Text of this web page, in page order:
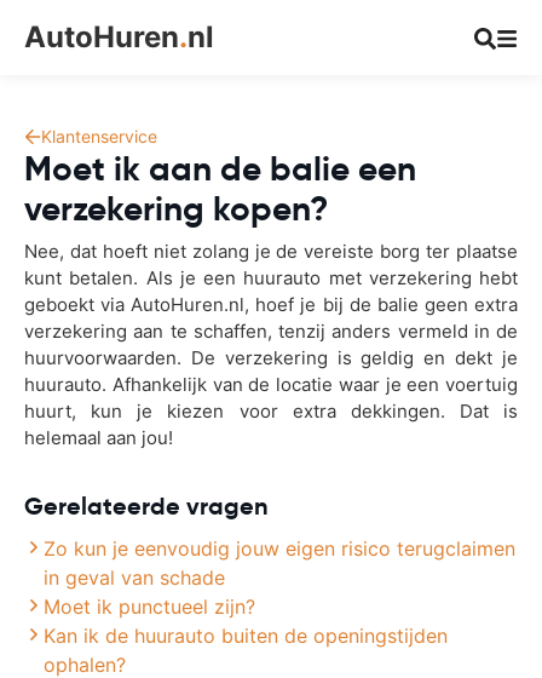
AutoHuren.nl
Klantenservice
Moet ik aan de balie een
verzekering kopen?
Nee, dat hoeft niet zolang je de vereiste borg ter plaatse
kunt betalen. Als je een huurauto met verzekering hebt
geboekt via AutoHuren.nl, hoef je bij de balie geen extra
verzekering aan te schaffen, tenzij anders vermeld in de
huurvoorwaarden. De verzekering is geldig en dekt je
huurauto. Afhankelijk van de locatie waar je een voertuig
huurt, kun je kiezen voor extra dekkingen. Dat is
helemaal aan jou!
Gerelateerde vragen
Zo kun je eenvoudig jouw eigen risico terugclaimen
in geval van schade
Moet ik punctueel zijn?
Kan ik de huurauto buiten de openingstijden
ophalen?